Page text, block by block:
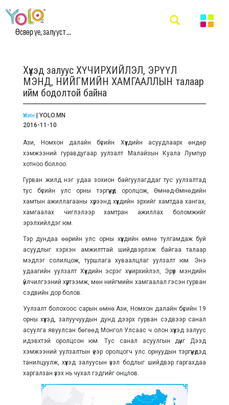
Өсвөр үе, залууст ...
Хүүхэд залуус ХҮЧИРХИЙЛЭЛ, ЭРҮҮЛ
МЭНД, НИЙГМИЙН ХАМГААЛЛЫН талаар
ийм бодолтой байна
Үжин | YOLO.MN
2016-11-10
Ази, Номхон далайн бүсийн Хүүхдийн асуудлаарх өндөр
хэмжээний гуравдугаар уулзалт Малайзын Куала Лумпур
хотноо боллоо.
Гурван жилд нэг удаа зохион байгуулагддаг тус уулзалтад
тус бүсийн улс орны тэргүүнүүд оролцож, Өмнөд-Өмнөдийн
хамтын ажиллагааны хүрээнд хүүхдийн эрхийг хамтдаа хангах,
хамгаалах чиглэлээр хамтран ажиллах боломжийг
эрэлхийлдэг юм.
Тэр дундаа өөрийн улс орны хүүхдийн өмнө тулгамдаж буй
асуудлыг хэрхэн амжилттай шийдвэрлэж байгаа талаар
мэдлэг солилцож, туршлага хуваалцлаг уулзалт юм. Энэ
удаагийн уулзалт Хүүхдийн эсрэг хүчирхийлэл, Эрүүл мэндийн
үйлчилгээний хүртээмж, мөн нийгмийн хамгаалал гэсэн гурван
сэдвийн дор болов.
Уулзалт болохоос сарын өмнө Ази, Номхон далайн бүсийн 19
орны хүүхэд, залуучуудын дунд дээрх гурван сэдвээр санал
асуулга явуулсан бөгөөд Монгол Улсаас ч олон хүүхэд залуус
идэвхтэй оролцсон юм. Тус санал асуулгын дүнг Дээд
хэмжээний уулзалтын үеэр оролцогч улс орнуудын тэргүүнүдэд
танилцуулж, хүүхэд залуусын үзэл бодлыг шийдвэр гаргахдаа
харгалзан үзэх нь чухал гэдгийг онцлов.